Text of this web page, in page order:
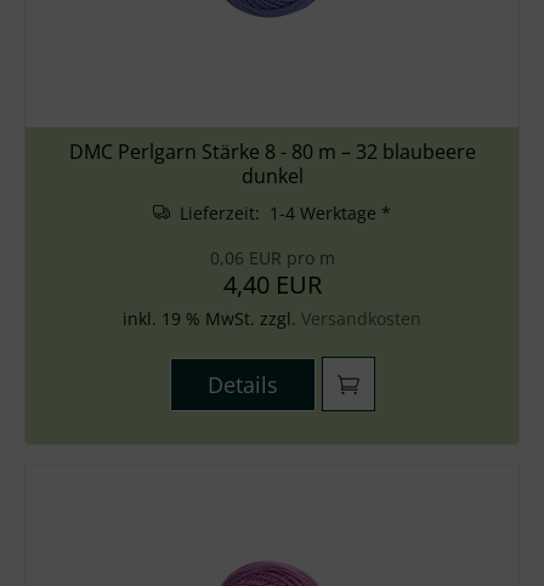
DMC Perlgarn Stärke 8 - 80 m – 32 blaubeere
dunkel
Lieferzeit: 1-4 Werktage *
0,06 EUR pro m
4,40 EUR
inkl. 19 % MwSt. zzgl. Versandkosten
Details